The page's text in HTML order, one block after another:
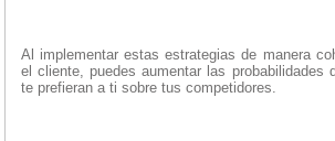
Al implementar estas estrategias de manera
el cliente, puedes aumentar las probabilidades
te prefieran a ti sobre tus competidores.